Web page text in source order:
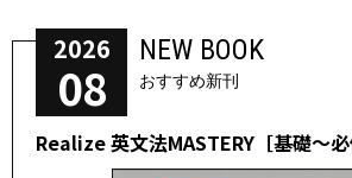
2026
08
NEW BOOK
おすすめ新刊
Realize 英文法MASTERY［基礎～必